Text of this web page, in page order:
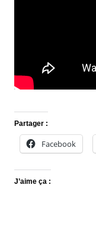
Partager :
Facebook
J’aime ça :